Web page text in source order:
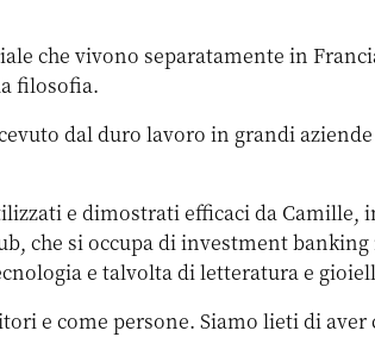
che vivono separatamente in
filosofia.
dal duro lavoro in grandi
e dimostrati efficaci da Camille,
che si occupa di investment
e talvolta di letteratura e
e come persone. Siamo lieti di aver